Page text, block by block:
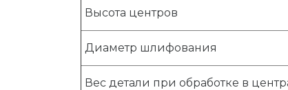
Высота центров
Диаметр шлифования
Вес детали при обработке в